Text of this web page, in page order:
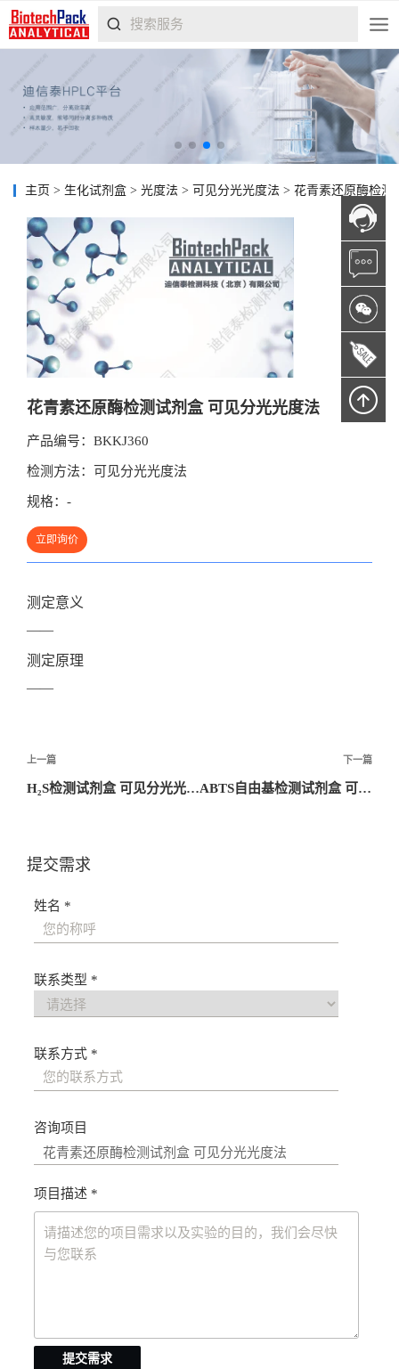
主页 > 生化试剂盒 > 光度法 > 可见分光光度法 > 花青素还原酶检测
花青素还原酶检测试剂盒 可见分光光度法
产品编号： BKKJ360
检测方法： 可见分光光度法
规格： -
立即询价
测定意义
——
测定原理
——
文
章
上一篇
H₂S检测试剂盒 可见分光光度法
下一篇
ABTS自由基检测试剂盒 可见分光光度法
提交需求
姓名 *
联系类型 *
联系方式 *
咨询项目
项目描述 *
提交需求